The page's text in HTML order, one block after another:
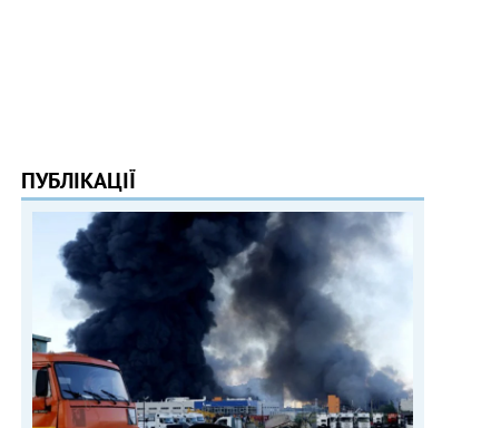
ПУБЛІКАЦІЇ